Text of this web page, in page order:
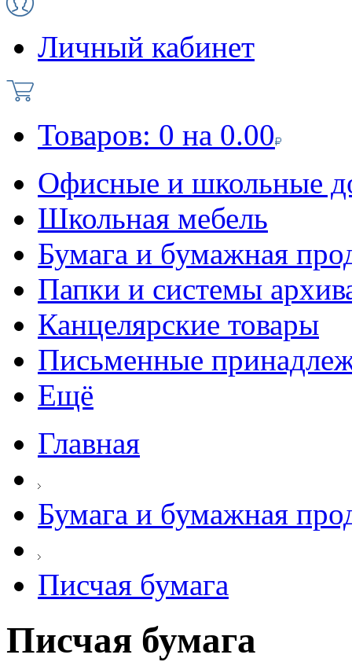
Личный кабинет
Товаров: 0 на 0.00
Офисные и школьные
Школьная мебель
Бумага и бумажная
Папки и системы
Канцелярские товары
Письменные
Ещё
Главная
Бумага и бумажная
Писчая бумага
Писчая бумага